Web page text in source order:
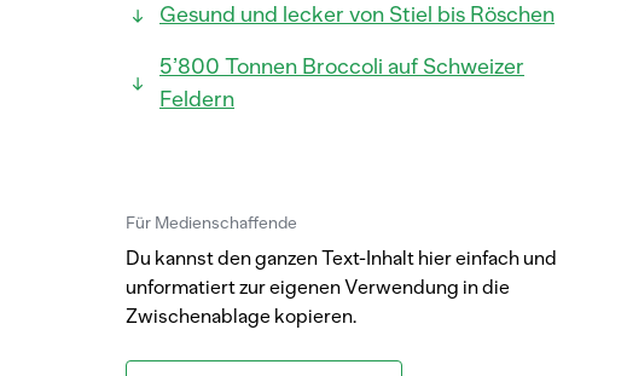
Gesund und lecker von Stiel bis Röschen
5’800 Tonnen Broccoli auf Schweizer
Feldern
Für Medienschaffende
Du kannst den ganzen Text-Inhalt hier einfach und
unformatiert zur eigenen Verwendung in die
Zwischenablage kopieren.